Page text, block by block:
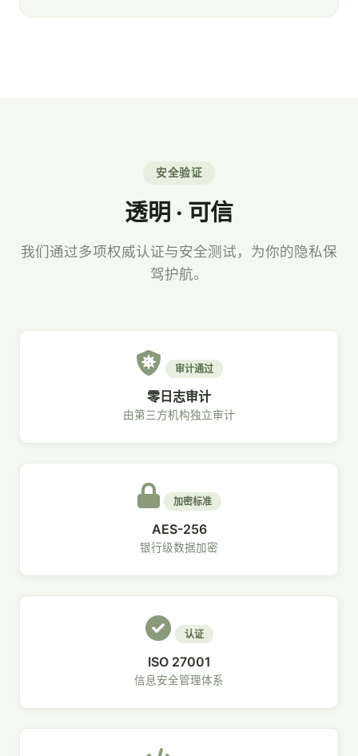
安全验证
透明 · 可信
我们通过多项权威认证与安全测试，为你的隐私保
驾护航。
审计通过
零日志审计
由第三方机构独立审计
加密标准
AES-256
银行级数据加密
认证
ISO 27001
信息安全管理体系